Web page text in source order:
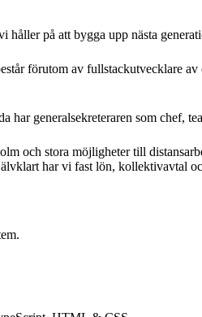
på att bygga upp nästa
förutom av fullstackutvecklare
har generalsekreteraren som chef,
och stora möjligheter till
har vi fast lön, kollektivavtal